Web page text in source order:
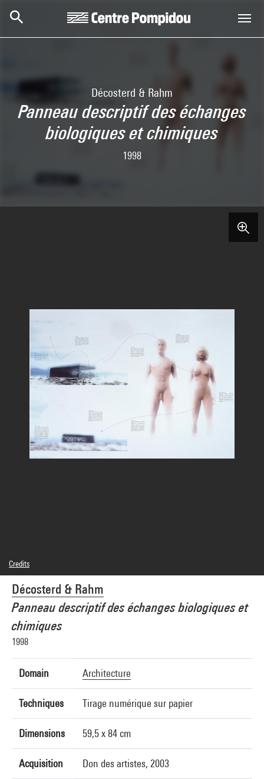
Décosterd & Rahm
Panneau descriptif des échanges
biologiques et chimiques
1998
Décosterd & Rahm
Panneau descriptif des échanges biologiques et
chimiques
1998
Domain Architecture
Techniques Tirage numérique sur papier
Dimensions 59,5 x 84 cm
Acquisition Don des artistes, 2003
Credits
© Décosterd & Rahm
Photo credits : Centre Pompidou, MNAM-CCI/Jean-Claude Planchet/Dist.
GrandPalaisRmn
Image reference : 4F31386 [2003 CX 3179]
Image presentation :